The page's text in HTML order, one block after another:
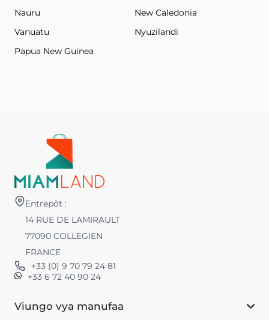
Nauru
New Caledonia
Vanuatu
Nyuzilandi
Papua New Guinea
Entrepôt :
14 RUE DE LAMIRAULT
77090 COLLEGIEN
FRANCE
+33 (0) 9 70 79 24 81
+33 6 72 40 90 24
Viungo vya manufaa